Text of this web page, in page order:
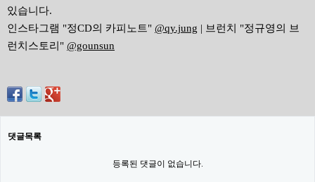
있습니다.
인스타그램 "정CD의 카피노트" @qy.jung | 브런치 "정규영의 브
런치스토리" @gounsun
댓글목록
등록된 댓글이 없습니다.